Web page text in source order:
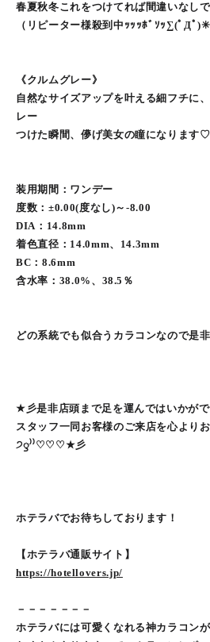
春夏秋冬これをつけてれば間違いなし
（リピーター様殺到中ｯｯｯﾎﾞｿｯ∑(ﾟДﾟ)✳︎
《クルムグレー》
自然なサイズアップを叶える細フチに
レー
つけた瞬間、儚げ美女の瞳になります♡
装用期間：ワンデー
度数：±0.00(度なし)～-8.00
DIA：14.8mm
着色直径：14.0mm、14.3mm
BC：8.6mm
含水率：38.0%、38.5％
どの系統でも似合うカラコンなので是
★彡是非店頭まで足を運んではいかがで
スタッフ一同お客様のご来店を心より
੭ꠥ⁾⁾♡♡♡★彡
ホテラバでお待ちしております！
【ホテラバ通販サイト】
https://hotellovers.jp/
－－－－－－－
ホテラバには可愛くなれる神カラコンが